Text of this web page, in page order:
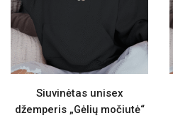
Siuvinėtas unisex
džemperis „Gėlių močiutė“